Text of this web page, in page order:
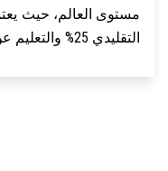
مستوى العالم، حيث
التقليدي 25% والتعليم عن بُعد 75%